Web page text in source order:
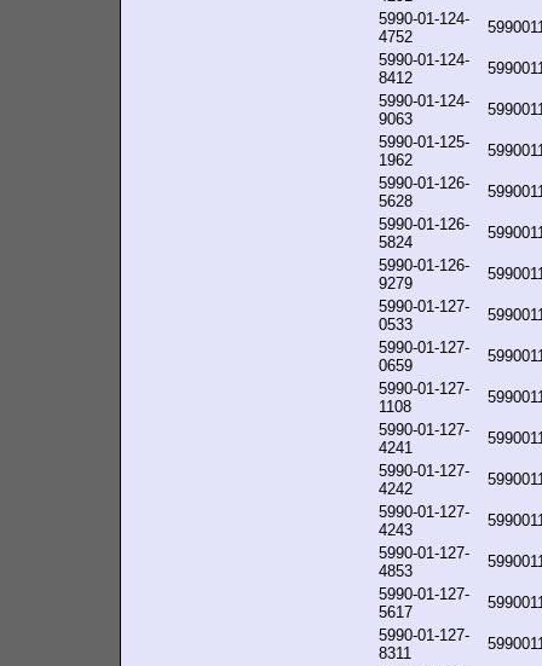
5990-01-124-
4752
5990-01-124-
8412
5990-01-124-
9063
5990-01-125-
1962
5990-01-126-
5628
5990-01-126-
5824
5990-01-126-
9279
5990-01-127-
0533
5990-01-127-
0659
5990-01-127-
1108
5990-01-127-
4241
5990-01-127-
4242
5990-01-127-
4243
5990-01-127-
4853
5990-01-127-
5617
5990-01-127-
8311